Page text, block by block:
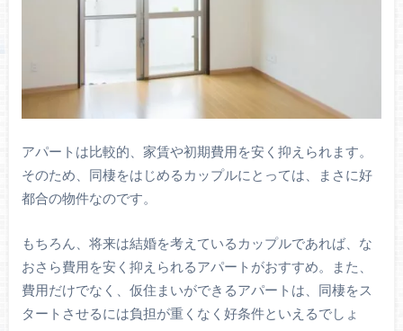
アパートは比較的、家賃や初期費用を安く抑えられます。
そのため、同棲をはじめるカップルにとっては、まさに好
都合の物件なのです。
もちろん、将来は結婚を考えているカップルであれば、な
おさら費用を安く抑えられるアパートがおすすめ。また、
費用だけでなく、仮住まいができるアパートは、同棲をス
タートさせるには負担が重くなく好条件といえるでしょ